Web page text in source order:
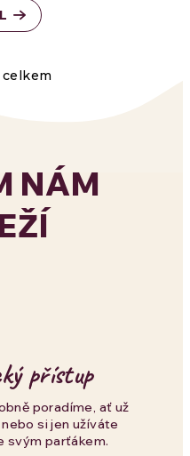
NÁM
přístup
poradíme, ať už
si jen užíváte
svým parťákem.